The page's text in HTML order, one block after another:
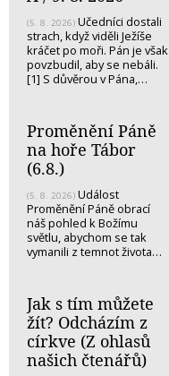
(5. 8. 2026) Učedníci dostali
strach, když viděli Ježíše
kráčet po moři. Pán je však
povzbudil, aby se nebáli.
[1] S důvěrou v Pána,…
Proměnění Páně
na hoře Tábor
(6.8.)
(5. 8. 2026) Událost
Proměnění Páně obrací
náš pohled k Božímu
světlu, abychom se tak
vymanili z temnot života…
Jak s tím můžete
žít? Odcházím z
církve (Z ohlasů
našich čtenářů)